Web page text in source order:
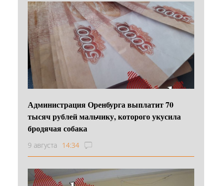
Администрация Оренбурга выплатит 70
тысяч рублей мальчику, которого укусила
бродячая собака
9 августа 14:34